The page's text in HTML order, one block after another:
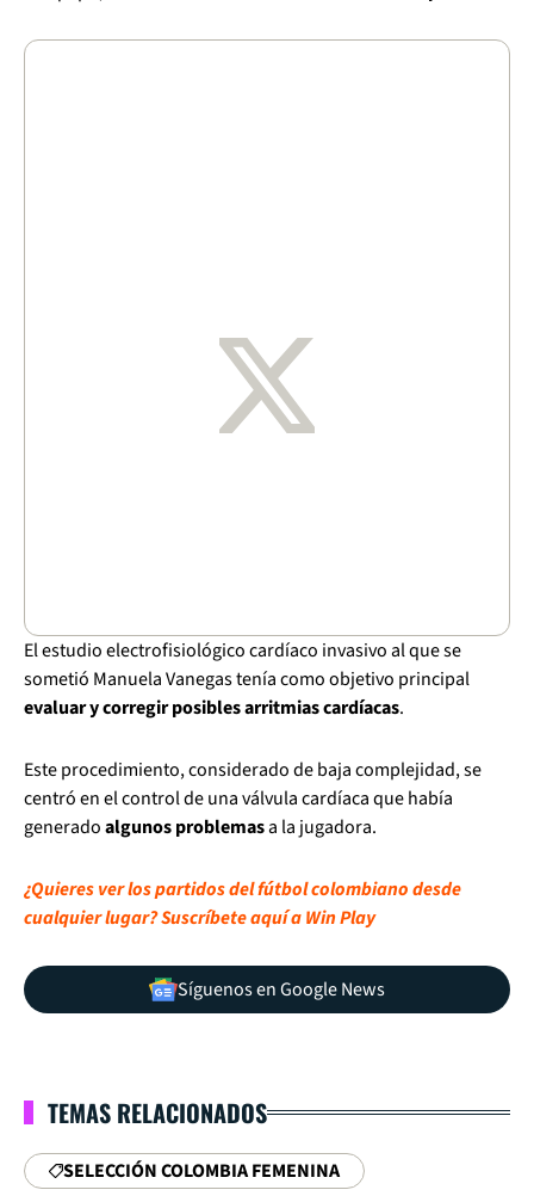
El estudio electrofisiológico cardíaco invasivo al que se
sometió Manuela Vanegas tenía como objetivo principal
evaluar y corregir posibles arritmias cardíacas.
Este procedimiento, considerado de baja complejidad, se
centró en el control de una válvula cardíaca que había
generadoalgunos problemasa la jugadora.
¿Quieres ver los partidos del fútbol colombiano desde
cualquier lugar? Suscríbete aquí a Win Play
Síguenos en Google News
TEMAS RELACIONADOS
SELECCIÓN COLOMBIA FEMENINA